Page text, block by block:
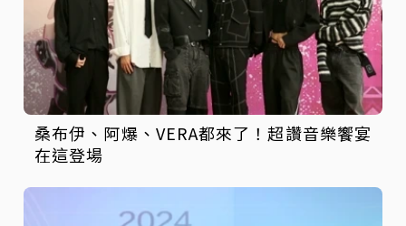
桑布伊、阿爆、VERA都來了！超讚音樂饗宴
在這登場